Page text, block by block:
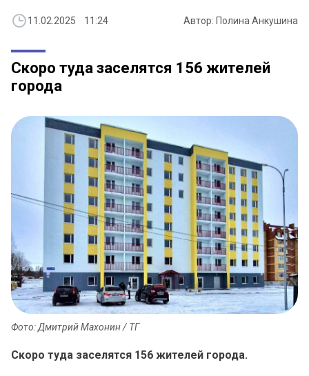
11.02.2025 11:24 Автор: Полина Анкушина
Скоро туда заселятся 156 жителей
города
Фото: Дмитрий Махонин / ТГ
Скоро туда заселятся 156 жителей города.